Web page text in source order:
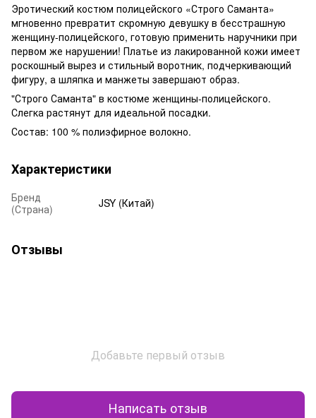
Эротический костюм полицейского «Строго Саманта»
мгновенно превратит скромную девушку в бесстрашную
женщину-полицейского, готовую применить наручники при
первом же нарушении! Платье из лакированной кожи имеет
роскошный вырез и стильный воротник, подчеркивающий
фигуру, а шляпка и манжеты завершают образ.
"Строго Саманта" в костюме женщины-полицейского.
Слегка растянут для идеальной посадки.
Состав: 100 % полиэфирное волокно.
Характеристики
Бренд
(Страна)
JSY (Китай)
Отзывы
Добавьте первый отзыв
Написать отзыв